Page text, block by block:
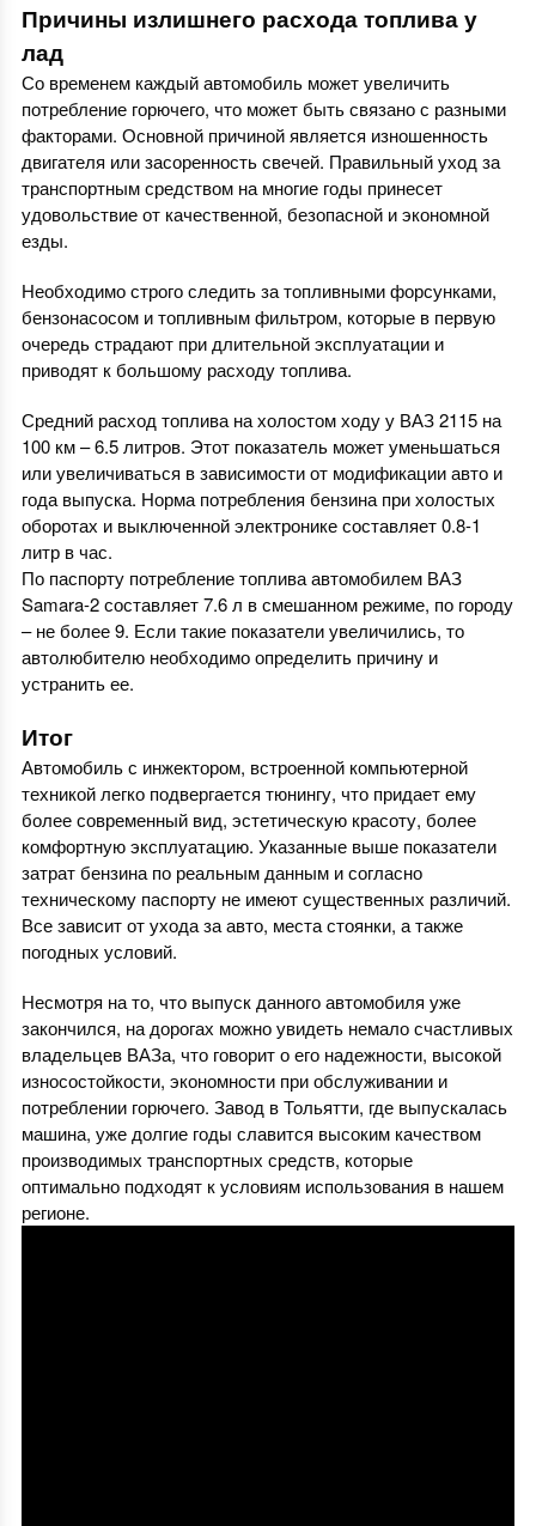
Причины излишнего расхода топлива у
лад
Со временем каждый автомобиль может увеличить
потребление горючего, что может быть связано с разными
факторами. Основной причиной является изношенность
двигателя или засоренность свечей. Правильный уход за
транспортным средством на многие годы принесет
удовольствие от качественной, безопасной и экономной
езды.
Необходимо строго следить за топливными форсунками,
бензонасосом и топливным фильтром, которые в первую
очередь страдают при длительной эксплуатации и
приводят к большому расходу топлива.
Средний расход топлива на холостом ходу у ВАЗ 2115 на
100 км – 6.5 литров. Этот показатель может уменьшаться
или увеличиваться в зависимости от модификации авто и
года выпуска. Норма потребления бензина при холостых
оборотах и выключенной электронике составляет 0.8-1
литр в час.
По паспорту потребление топлива автомобилем ВАЗ
Samara-2 составляет 7.6 л в смешанном режиме, по городу
– не более 9. Если такие показатели увеличились, то
автолюбителю необходимо определить причину и
устранить ее.
Итог
Автомобиль с инжектором, встроенной компьютерной
техникой легко подвергается тюнингу, что придает ему
более современный вид, эстетическую красоту, более
комфортную эксплуатацию. Указанные выше показатели
затрат бензина по реальным данным и согласно
техническому паспорту не имеют существенных различий.
Все зависит от ухода за авто, места стоянки, а также
погодных условий.
Несмотря на то, что выпуск данного автомобиля уже
закончился, на дорогах можно увидеть немало счастливых
владельцев ВАЗа, что говорит о его надежности, высокой
износостойкости, экономности при обслуживании и
потреблении горючего. Завод в Тольятти, где выпускалась
машина, уже долгие годы славится высоким качеством
производимых транспортных средств, которые
оптимально подходят к условиям использования в нашем
регионе.